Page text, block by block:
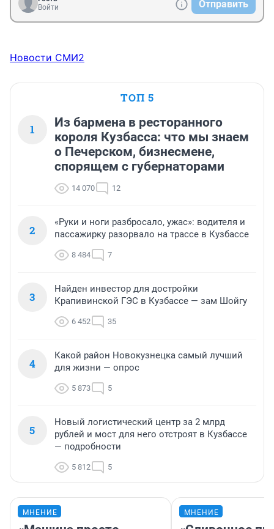
Войти
Отправить
Новости СМИ2
ТОП 5
1
Из бармена в ресторанного
короля Кузбасса: что мы знаем
о Печерском, бизнесмене,
спорящем с губернаторами
14 070 12
2
«Руки и ноги разбросало, ужас»: водителя и
пассажирку разорвало на трассе в Кузбассе
8 484 7
3
Найден инвестор для достройки
Крапивинской ГЭС в Кузбассе — зам Шойгу
6 452 35
4
Какой район Новокузнецка самый лучший
для жизни — опрос
5 873 5
5
Новый логистический центр за 2 млрд
рублей и мост для него отстроят в Кузбассе
— подробности
5 812 5
МНЕНИЕ МНЕНИЕ